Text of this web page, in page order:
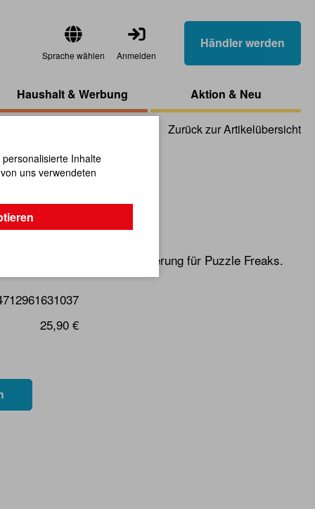
Sprache wählen Anmelden
Händler werden
Haushalt & Werbung Aktion & Neu
Zurück zur Artikelübersicht
- Wisdom
ist eine echte Herausforderung für Puzzle Freaks.
25,90 €
Inhalte
uns verwendeten